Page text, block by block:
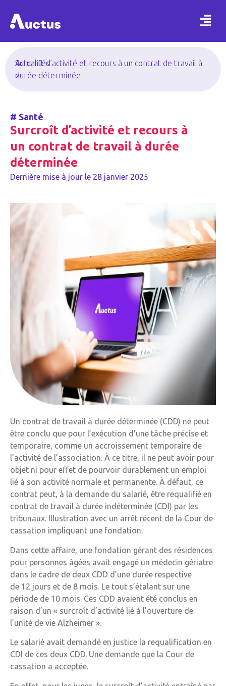
Actualités
>
Surcroît d’activité et recours à un contrat de travail à
durée déterminée
# Santé
Surcroît d’activité et recours à
un contrat de travail à durée
déterminée
Dernière mise à jour le 28 janvier 2025
Un contrat de travail à durée déterminée (CDD) ne peut
être conclu que pour l’exécution d’une tâche précise et
temporaire, comme un accroissement temporaire de
l’activité de l’association. À ce titre, il ne peut avoir pour
objet ni pour effet de pourvoir durablement un emploi
lié à son activité normale et permanente. À défaut, ce
contrat peut, à la demande du salarié, être requalifié en
contrat de travail à durée indéterminée (CDI) par les
tribunaux. Illustration avec un arrêt récent de la Cour de
cassation impliquant une fondation.
Dans cette affaire, une fondation gérant des résidences
pour personnes âgées avait engagé un médecin gériatre
dans le cadre de deux CDD d’une durée respective
de 12 jours et de 8 mois. Le tout s’étalant sur une
période de 10 mois. Ces CDD avaient été conclus en
raison d’un « surcroît d’activité lié à l’ouverture de
l’unité de vie Alzheimer ».
Le salarié avait demandé en justice la requalification en
CDI de ces deux CDD. Une demande que la Cour de
cassation a acceptée.